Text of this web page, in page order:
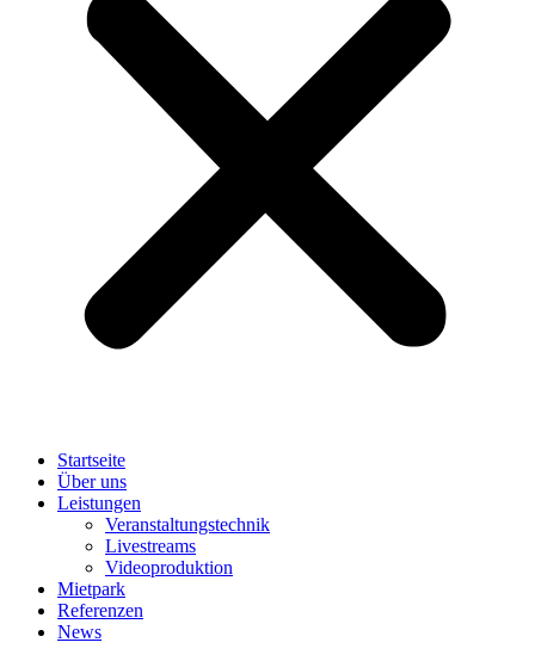
Startseite
Über uns
Leistungen
Veranstaltungstechnik
Livestreams
Videoproduktion
Mietpark
Referenzen
News